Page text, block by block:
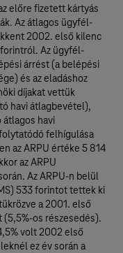
előre fizetett kártyás
Az átlagos ügyfél-
2002. első kilenc
forintról. Az ügyfél-
árrést (a belépési
és az eladáshoz
díjakat vettük
havi átlagbevétel),
átlagos havi
felhígulása
az ARPU értéke 5 814
az ARPU
Az ARPU-n belül
533 forintot tettek ki
a 2001. első
os részesedés).
volt 2002 első
ez év során a